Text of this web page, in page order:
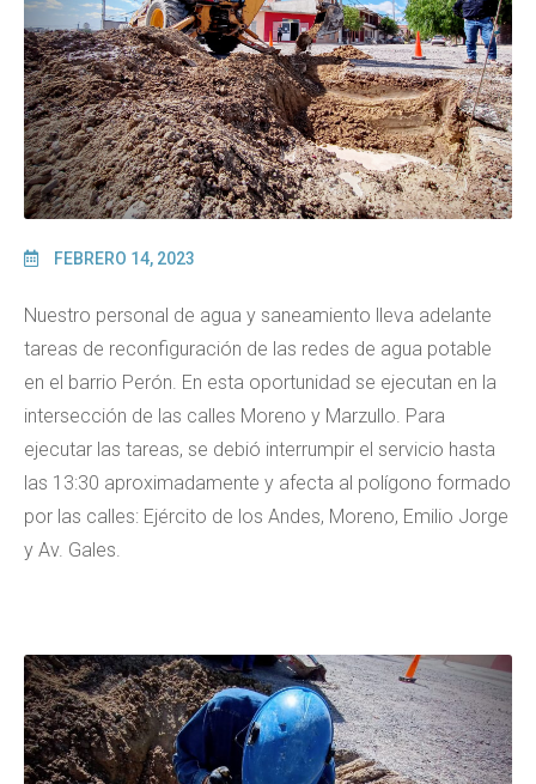
FEBRERO 14, 2023
Nuestro personal de agua y saneamiento lleva adelante
tareas de reconfiguración de las redes de agua potable
en el barrio Perón. En esta oportunidad se ejecutan en la
intersección de las calles Moreno y Marzullo. Para
ejecutar las tareas, se debió interrumpir el servicio hasta
las 13:30 aproximadamente y afecta al polígono formado
por las calles: Ejército de los Andes, Moreno, Emilio Jorge
y Av. Gales.